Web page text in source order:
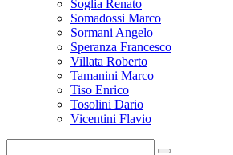
Soglia Renato
Somadossi Marco
Sormani Angelo
Speranza Francesco
Villata Roberto
Tamanini Marco
Tiso Enrico
Tosolini Dario
Vicentini Flavio